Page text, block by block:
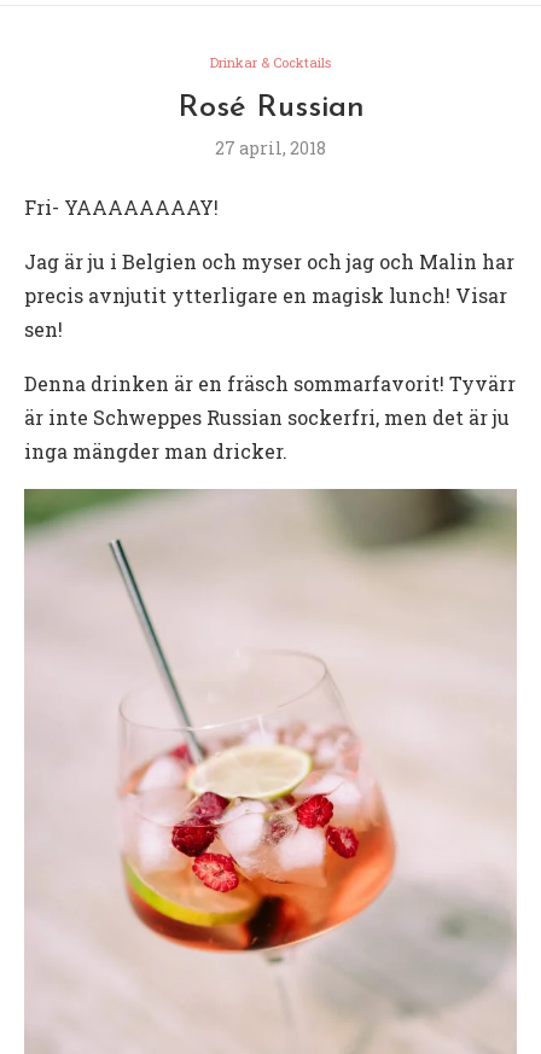
Drinkar & Cocktails
Rosé Russian
27 april, 2018
Fri- YAAAAAAAAY!
Jag är ju i Belgien och myser och jag och Malin har
precis avnjutit ytterligare en magisk lunch! Visar
sen!
Denna drinken är en fräsch sommarfavorit! Tyvärr
är inte Schweppes Russian sockerfri, men det är ju
inga mängder man dricker.